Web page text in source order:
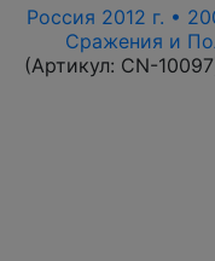
Россия 2012 г. •
Сражения и
(Артикул: CN-10097